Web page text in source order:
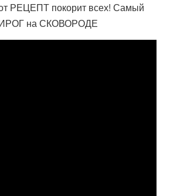
РЕЦЕПТ покорит всех! Самый
на СКОВОРОДЕ